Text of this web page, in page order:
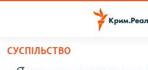
Перейти
СУСПІЛЬСТВО